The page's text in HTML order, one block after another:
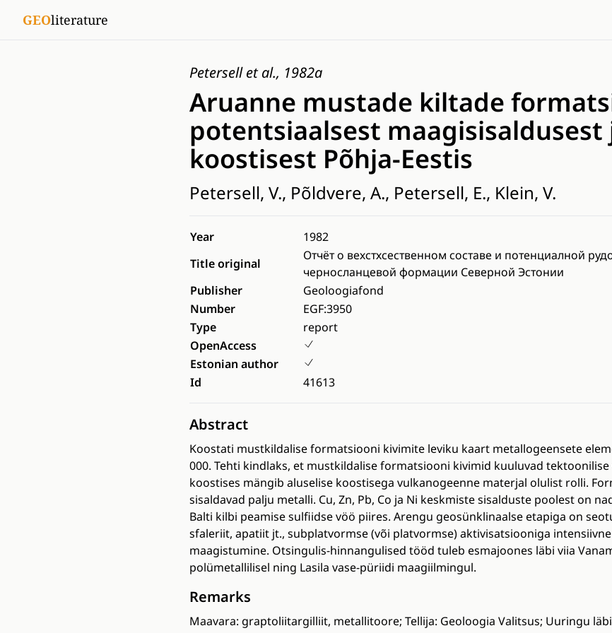
GEOliterature
Petersell et al., 1982a
Aruanne mustade kiltade
potentsiaalsest maagisisaldusest
koostisest Põhja-Eestis
Petersell, V., Põldvere, A., Petersell, E., Klein, V.
Year
1982
Title original
Отчёт о вехстхсественном составе и потенциалной
черносланцевой формации Северной Эстонии
Publisher
Geoloogiafond
Number
EGF:3950
Type
report
OpenAccess
Estonian author
Id
41613
Abstract
Koostati mustkildalise formatsiooni kivimite leviku kaart metallogeensete
000. Tehti kindlaks, et mustkildalise formatsiooni kivimid kuuluvad
koostises mängib aluselise koostisega vulkanogeenne materjal olulist rolli.
sisaldavad palju metalli. Cu, Zn, Pb, Co ja Ni keskmiste sisalduste poolest on
Balti kilbi peamise sulfiidse vöö piires. Arengu geosünklinaalse etapiga on
sfaleriit, apatiit jt., subplatvormse (või platvormse) aktivisatsiooniga
maagistumine. Otsingulis-hinnangulised tööd tuleb esmajoones läbi viia
polümetallilisel ning Lasila vase-püriidi maagiilmingul.
Remarks
Maavara: graptoliitargilliit, metallitoore; Tellija: Geoloogia Valitsus; Uuringu